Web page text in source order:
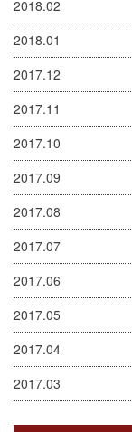
2018.02
2018.01
2017.12
2017.11
2017.10
2017.09
2017.08
2017.07
2017.06
2017.05
2017.04
2017.03